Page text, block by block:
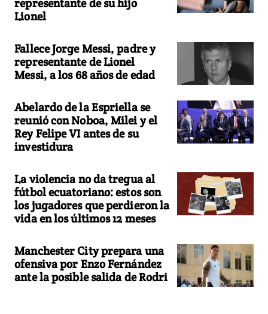
representante de su hijo
Lionel
Fallece Jorge Messi, padre y
representante de Lionel
Messi, a los 68 años de edad
Abelardo de la Espriella se
reunió con Noboa, Milei y el
Rey Felipe VI antes de su
investidura
La violencia no da tregua al
fútbol ecuatoriano: estos son
los jugadores que perdieron la
vida en los últimos 12 meses
Manchester City prepara una
ofensiva por Enzo Fernández
ante la posible salida de Rodri